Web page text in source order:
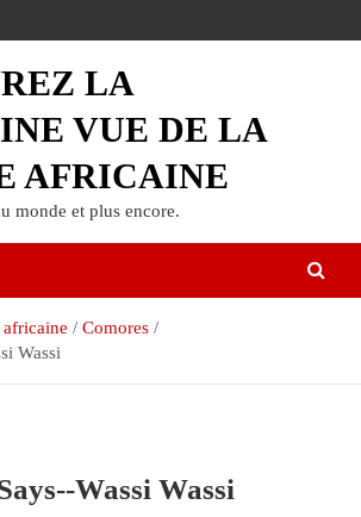
LA
VUE DE LA
AFRICAINE
monde et plus encore.
Comores
Wassi
Wassi Wassi